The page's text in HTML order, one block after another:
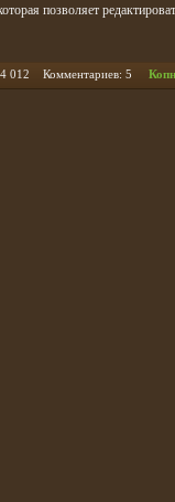
позволяет
012 Комментариев: 5